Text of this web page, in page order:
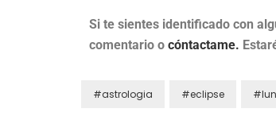
Si te sientes identificado con
comentario o cóntactame.
#astrologia #eclipse